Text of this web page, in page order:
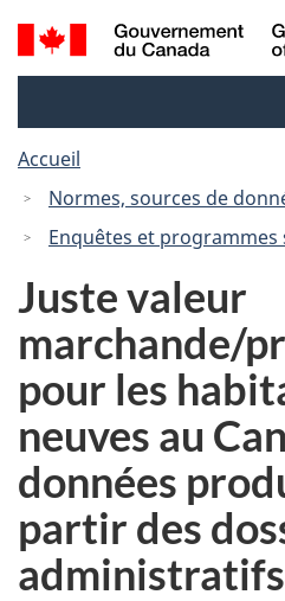
à
Recherche
et
Accueil
Normes, sources de
Enquêtes et programmes
Juste valeur
marchande/
pour les
neuves au
données
partir des
administratifs